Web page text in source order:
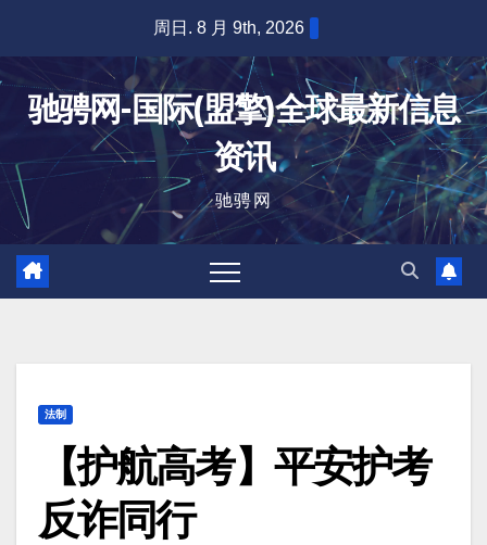
内
周日. 8 月 9th, 2026
驰骋网-国际(盟擎)全球最新信息
资讯
驰骋网
法制
【护航高考】平安护考
反诈同行